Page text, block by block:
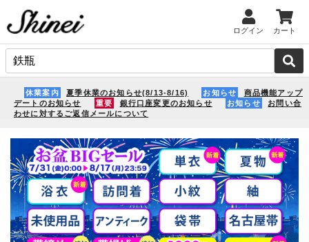
ログイン カート
休業案内 夏季休業のお知らせ(8/13-8/16) お知らせ
商品機能アップ
デートのお知らせ
重要 銀行口座変更のお知らせ お知らせ
お問い合
わせに対するご返信メールについて